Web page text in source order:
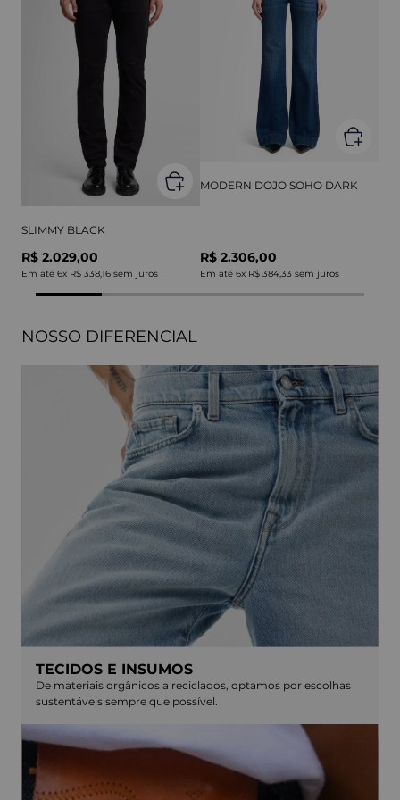
SLIMMY BLACK
R$ 2.029,00
Em até 6x R$ 338,16 sem juros
MODERN DOJO SOHO DARK
R$ 2.306,00
Em até 6x R$ 384,33 sem juros
NOSSO DIFERENCIAL
TECIDOS E INSUMOS
De materiais orgânicos a reciclados, optamos por escolhas
sustentáveis sempre que possível.